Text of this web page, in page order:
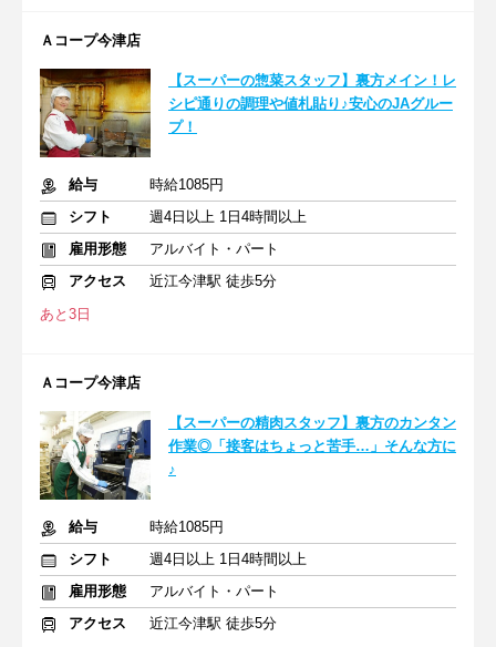
Ａコープ今津店
【スーパーの惣菜スタッフ】裏方メイン！レ
シピ通りの調理や値札貼り♪安心のJAグルー
プ！
給与
時給1085円
シフト
週4日以上 1日4時間以上
雇用形態
アルバイト・パート
アクセス
近江今津駅 徒歩5分
あと3日
Ａコープ今津店
【スーパーの精肉スタッフ】裏方のカンタン
作業◎「接客はちょっと苦手…」そんな方に
♪
給与
時給1085円
シフト
週4日以上 1日4時間以上
雇用形態
アルバイト・パート
アクセス
近江今津駅 徒歩5分